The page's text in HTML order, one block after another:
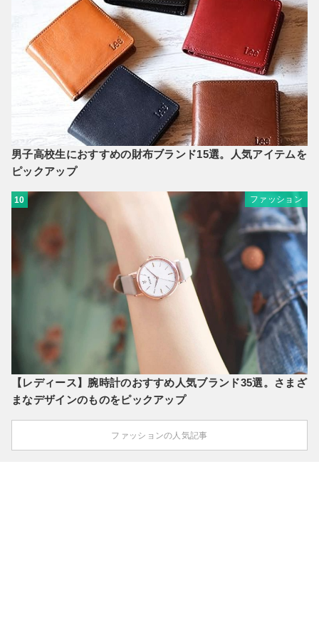
男子高校生におすすめの財布ブランド15選。人気アイテムを
ピックアップ
10 ファッション
【レディース】腕時計のおすすめ人気ブランド35選。さまざ
まなデザインのものをピックアップ
ファッションの人気記事